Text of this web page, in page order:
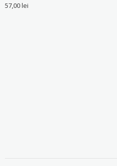
57,00lei